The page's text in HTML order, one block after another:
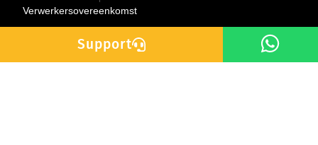
Verwerkersovereenkomst
Support